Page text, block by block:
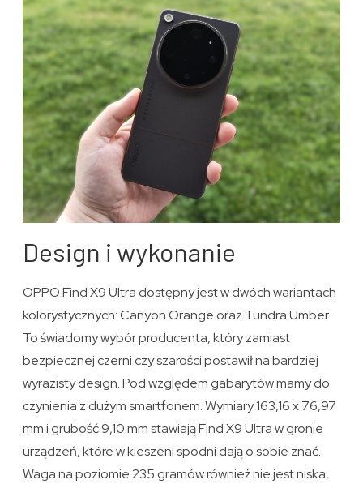
Design i wykonanie
OPPO Find X9 Ultra dostępny jest w dwóch wariantach
kolorystycznych: Canyon Orange oraz Tundra Umber.
To świadomy wybór producenta, który zamiast
bezpiecznej czerni czy szarości postawił na bardziej
wyrazisty design. Pod względem gabarytów mamy do
czynienia z dużym smartfonem. Wymiary 163,16 x 76,97
mm i grubość 9,10 mm stawiają Find X9 Ultra w gronie
urządzeń, które w kieszeni spodni dają o sobie znać.
Waga na poziomie 235 gramów również nie jest niska,